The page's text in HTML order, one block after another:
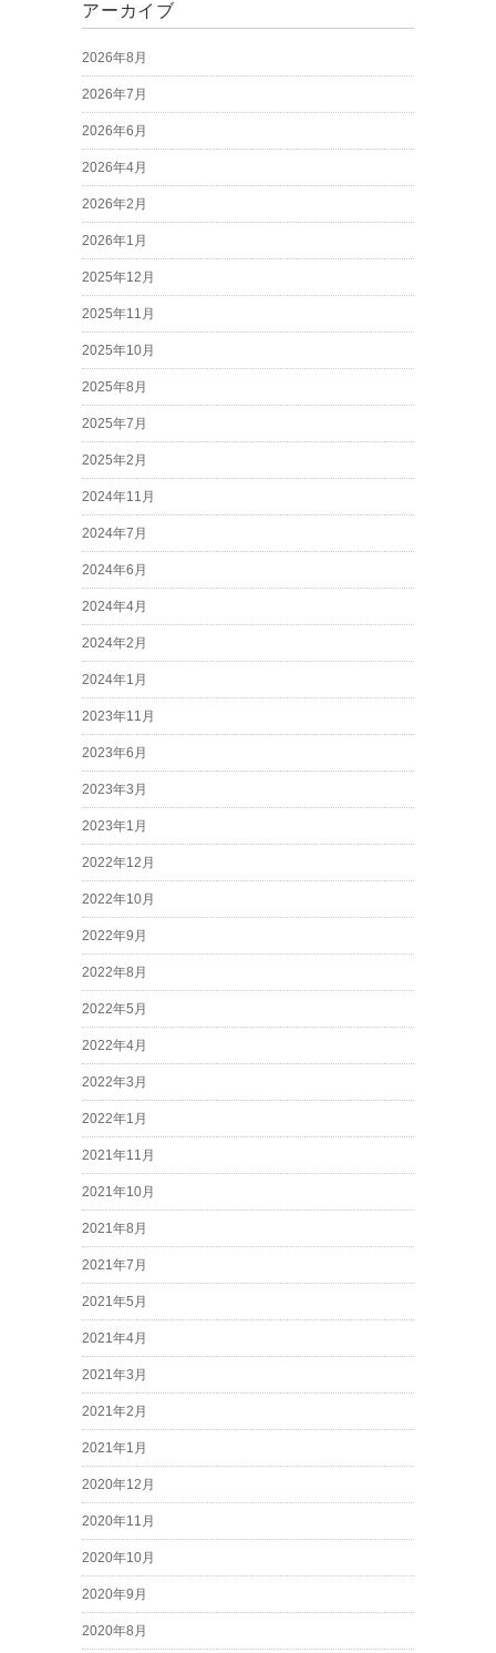
アーカイブ
2026年8月
2026年7月
2026年6月
2026年4月
2026年2月
2026年1月
2025年12月
2025年11月
2025年10月
2025年8月
2025年7月
2025年2月
2024年11月
2024年7月
2024年6月
2024年4月
2024年2月
2024年1月
2023年11月
2023年6月
2023年3月
2023年1月
2022年12月
2022年10月
2022年9月
2022年8月
2022年5月
2022年4月
2022年3月
2022年1月
2021年11月
2021年10月
2021年8月
2021年7月
2021年5月
2021年4月
2021年3月
2021年2月
2021年1月
2020年12月
2020年11月
2020年10月
2020年9月
2020年8月